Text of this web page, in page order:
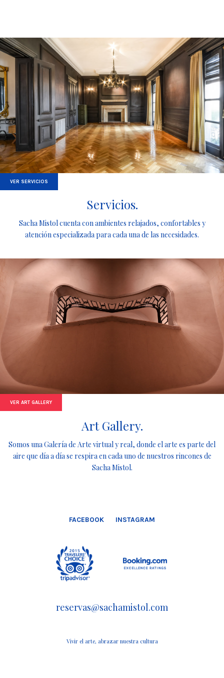
VER SERVICIOS
Servicios.
Sacha Mistol cuenta con ambientes relajados, confortables y
atención especializada para cada una de las necesidades.
VER ART GALLERY
Art Gallery.
Somos una Galería de Arte virtual y real, donde el arte es parte del
aire que día a día se respira en cada uno de nuestros rincones de
Sacha Mistol.
FACEBOOK INSTAGRAM
reservas@sachamistol.com
Vivir el arte, abrazar nuestra cultura